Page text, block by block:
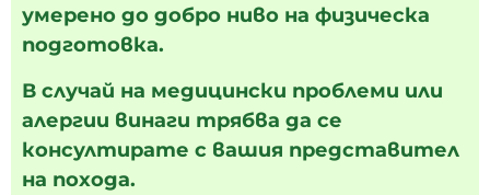
умерено до добро ниво на физическа
подготовка.
В случай на медицински проблеми или
алергии винаги трябва да се
консултирате с вашия представител
на похода.